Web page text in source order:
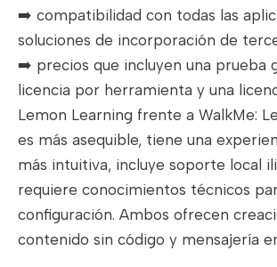
➡️ compatibilidad con todas las
soluciones de incorporación de
➡️ precios que incluyen una prueba
licencia por herramienta y una
Lemon Learning frente a WalkMe:
es más asequible, tiene una
más intuitiva, incluye soporte local
requiere conocimientos técnicos
configuración. Ambos ofrecen
contenido sin código y mensajería